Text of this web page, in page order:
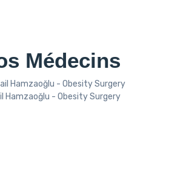
Médecins
Hamzaoğlu - Obesity Surgery